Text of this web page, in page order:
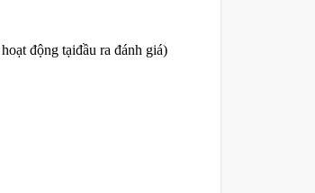
động tạiđầu ra đánh giá)